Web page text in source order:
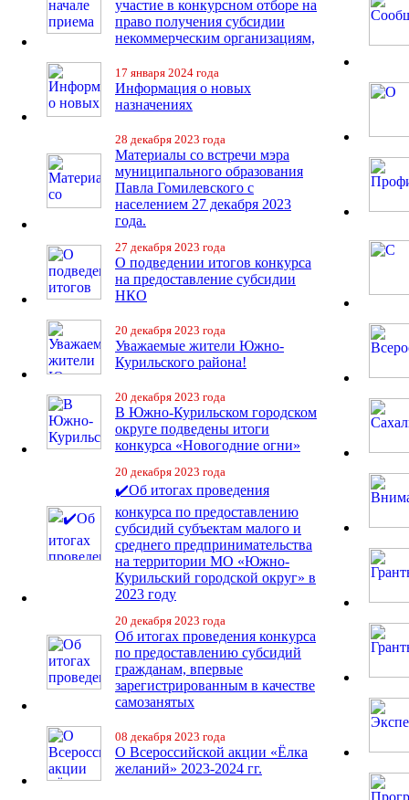
участие в конкурсном отборе на
право получения субсидии
некоммерческим организациям,
17 января 2024 года
Информация о новых
назначениях
28 декабря 2023 года
Материалы со встречи мэра
муниципального образования
Павла Гомилевского с
населением 27 декабря 2023
года.
27 декабря 2023 года
О подведении итогов конкурса
на предоставление субсидии
НКО
20 декабря 2023 года
Уважаемые жители Южно-
Курильского района!
20 декабря 2023 года
В Южно-Курильском городском
округе подведены итоги
конкурса «Новогодние огни»
20 декабря 2023 года
✔️Об итогах проведения
конкурса по предоставлению
субсидий субъектам малого и
среднего предпринимательства
на территории МО «Южно-
Курильский городской округ» в
2023 году
20 декабря 2023 года
Об итогах проведения конкурса
по предоставлению субсидий
гражданам, впервые
зарегистрированным в качестве
самозанятых
08 декабря 2023 года
О Всероссийской акции «Ёлка
желаний» 2023-2024 гг.